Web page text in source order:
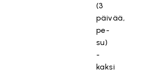
(3
päivää,
pe-
su)
-
kaksi